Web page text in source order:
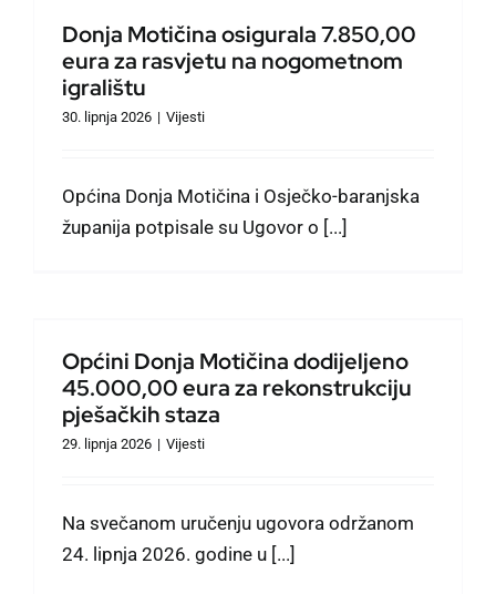
Donja Motičina osigurala 7.850,00
eura za rasvjetu na nogometnom
igralištu
30. lipnja 2026 | Vijesti
Općina Donja Motičina i Osječko-baranjska
županija potpisale su Ugovor o [...]
Općini Donja Motičina dodijeljeno
45.000,00 eura za rekonstrukciju
pješačkih staza
29. lipnja 2026 | Vijesti
Na svečanom uručenju ugovora održanom
24. lipnja 2026. godine u [...]